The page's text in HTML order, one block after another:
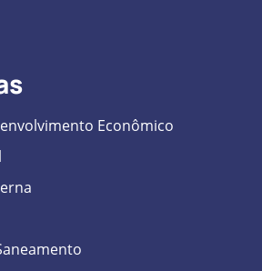
Econômico